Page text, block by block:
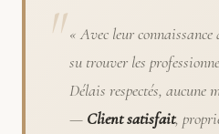
« Avec leur
su trouver les
Délais respectés, aucune
— Client satisfait,